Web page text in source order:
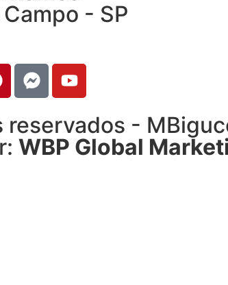
- SP
reservados -
WBP Global